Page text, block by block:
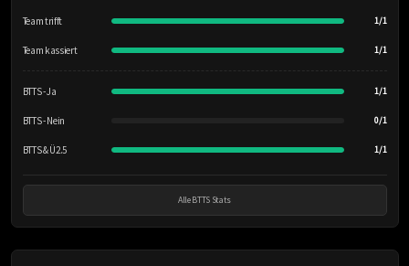
Team trifft 1/1
Team kassiert 1/1
BTTS - Ja 1/1
BTTS - Nein 0/1
BTTS & Ü2.5 1/1
Alle BTTS Stats